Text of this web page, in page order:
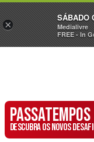
Sábado
PASSATEMPOS
DESCUBRA OS NOVOS
×
SÁBADO
Medialivre
FREE - In